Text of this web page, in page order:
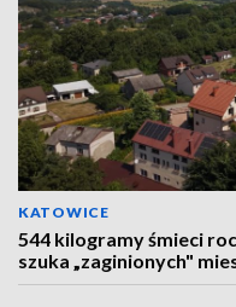
KATOWICE
544 kilogramy śmieci
szuka „zaginionych"